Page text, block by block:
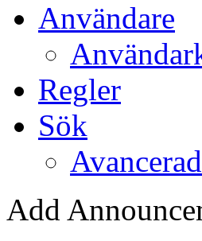
Användare
Regler
Sök
Add